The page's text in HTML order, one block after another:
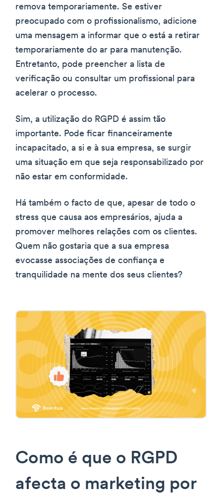
remova temporariamente. Se estiver
preocupado com o profissionalismo, adicione
uma mensagem a informar que o está a retirar
temporariamente do ar para manutenção.
Entretanto, pode preencher a lista de
verificação ou consultar um profissional para
acelerar o processo.
Sim, a utilização do RGPD é assim tão
importante. Pode ficar financeiramente
incapacitado, a si e à sua empresa, se surgir
uma situação em que seja responsabilizado por
não estar em conformidade.
Há também o facto de que, apesar de todo o
stress que causa aos empresários, ajuda a
promover melhores relações com os clientes.
Quem não gostaria que a sua empresa
evocasse associações de confiança e
tranquilidade na mente dos seus clientes?
Como é que o RGPD
afecta o marketing por